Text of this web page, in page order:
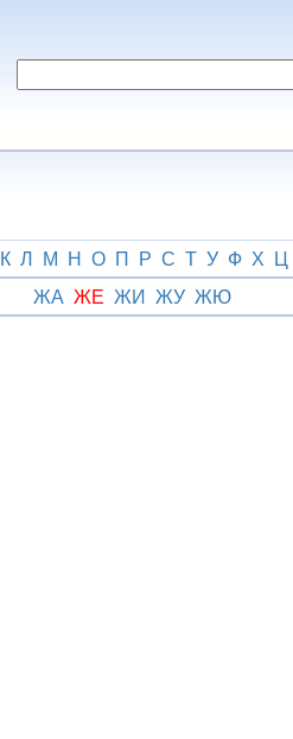
К Л М Н О П Р С Т У Ф Х Ц
ЖА ЖЕ ЖИ ЖУ ЖЮ